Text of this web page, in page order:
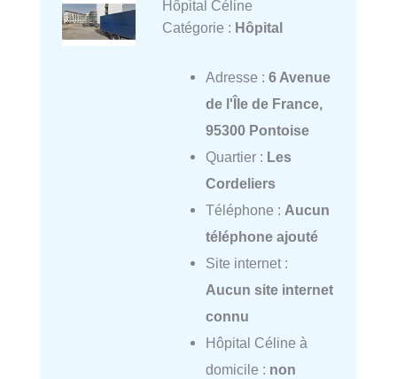
Hôpital Céline
Catégorie : Hôpital
Adresse : 6 Avenue
de l'Île de France,
95300 Pontoise
Quartier : Les
Cordeliers
Téléphone : Aucun
téléphone ajouté
Site internet :
Aucun site internet
connu
Hôpital Céline à
domicile : non